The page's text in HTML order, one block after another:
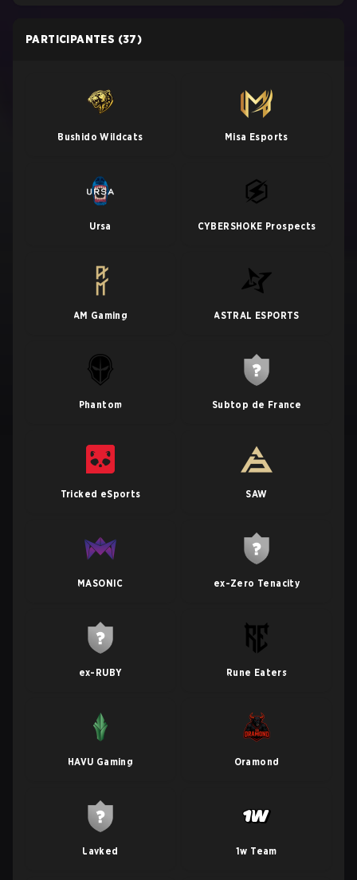
PARTICIPANTES (37)
Bushido Wildcats Misa Esports
Ursa CYBERSHOKE Prospects
AM Gaming ASTRAL ESPORTS
Phantom Subtop de France
Tricked eSports SAW
MASONIC ex-Zero Tenacity
ex-RUBY Rune Eaters
HAVU Gaming Oramond
Lavked 1w Team